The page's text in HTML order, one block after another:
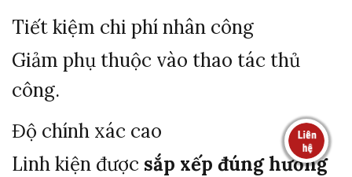
Tiếtkiệm chi phínhân công
Giảm phụ thuộc vào thao tác thủ
công.
Độ chính xác cao
Linhkiện được sắp xếp đúnghướng